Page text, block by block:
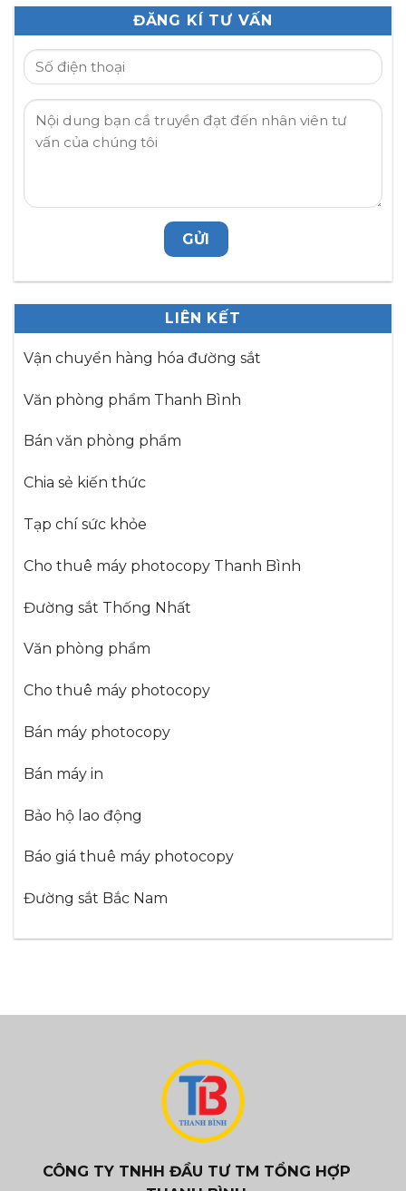
ĐĂNG KÍ TƯ VẤN
LIÊN KẾT
Vận chuyển hàng hóa đường sắt
Văn phòng phẩm Thanh Bình
Bán văn phòng phẩm
Chia sẻ kiến thức
Tạp chí sức khỏe
Cho thuê máy photocopy Thanh Bình
Đường sắt Thống Nhất
Văn phòng phẩm
Cho thuê máy photocopy
Bán máy photocopy
Bán máy in
Bảo hộ lao động
Báo giá thuê máy photocopy
Đường sắt Bắc Nam
CÔNG TY TNHH ĐẦU TƯ TM TỔNG HỢP